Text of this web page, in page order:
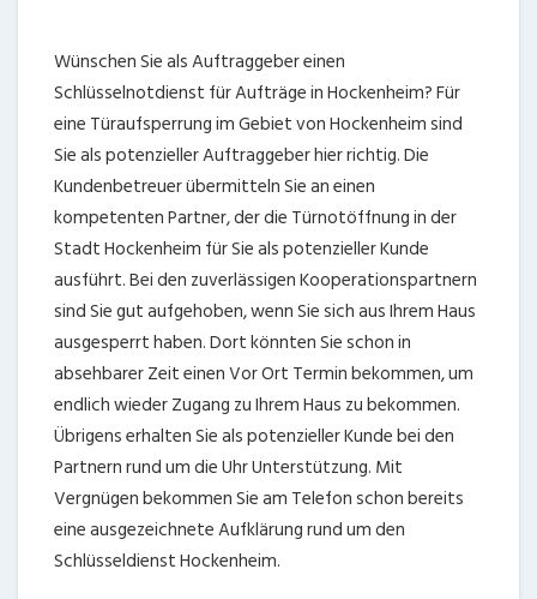
Wünschen Sie als Auftraggeber einen
Schlüsselnotdienst für Aufträge in Hockenheim? Für
eine Türaufsperrung im Gebiet von Hockenheim sind
Sie als potenzieller Auftraggeber hier richtig. Die
Kundenbetreuer übermitteln Sie an einen
kompetenten Partner, der die Türnotöffnung in der
Stadt Hockenheim für Sie als potenzieller Kunde
ausführt. Bei den zuverlässigen Kooperationspartnern
sind Sie gut aufgehoben, wenn Sie sich aus Ihrem Haus
ausgesperrt haben. Dort könnten Sie schon in
absehbarer Zeit einen Vor Ort Termin bekommen, um
endlich wieder Zugang zu Ihrem Haus zu bekommen.
Übrigens erhalten Sie als potenzieller Kunde bei den
Partnern rund um die Uhr Unterstützung. Mit
Vergnügen bekommen Sie am Telefon schon bereits
eine ausgezeichnete Aufklärung rund um den
Schlüsseldienst Hockenheim.